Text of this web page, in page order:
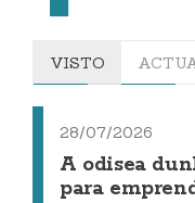
VISTO
28/07/2026
A odisea
para